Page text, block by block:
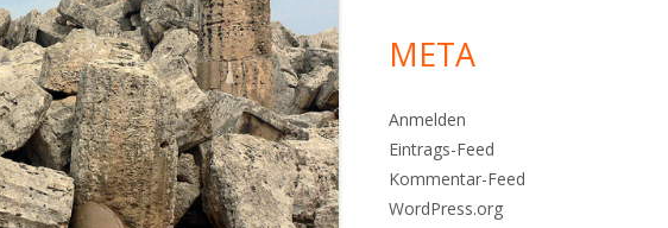
META
Anmelden
Eintrags-Feed
Kommentar-Feed
WordPress.org